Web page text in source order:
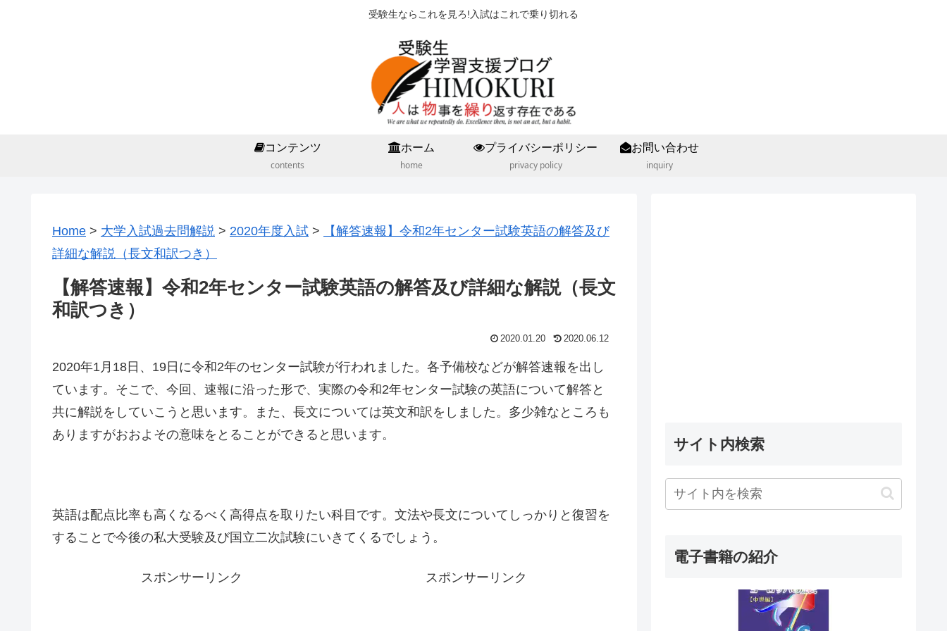
受験生ならこれを見ろ!入試はこれで乗り切れる
コンテンツ
contents
ホーム
home
プライバシーポリシー
privacy policy
お問い合わせ
inquiry
Home > 大学入試過去問解説 > 2020年度入試 >
【解答速報】令和2年センター試験英語の解答及び
詳細な解説（長文和訳つき）
【解答速報】令和2年センター試験英語の解答及び詳細な解説（長文
和訳つき）
2020.01.20 2020.06.12
2020年1月18日、19日に令和2年のセンター試験が行われました。各予備校などが解答速報を出し
ています。そこで、今回、速報に沿った形で、実際の令和2年センター試験の英語について解答と
共に解説をしていこうと思います。また、長文については英文和訳をしました。多少雑なところも
ありますがおおよその意味をとることができると思います。
英語は配点比率も高くなるべく高得点を取りたい科目です。文法や長文についてしっかりと復習を
することで今後の私大受験及び国立二次試験にいきてくるでしょう。
スポンサーリンク スポンサーリンク
サイト内検索
電子書籍の紹介